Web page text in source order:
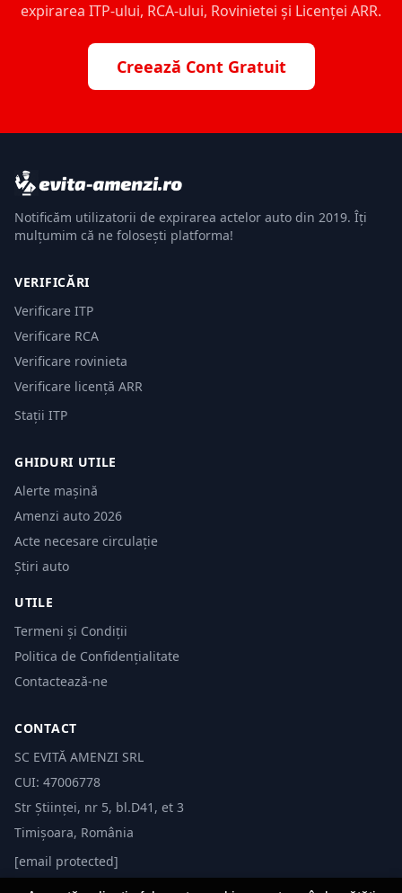
expirarea ITP-ului, RCA-ului, Rovinietei și Licenței ARR.
Creează Cont Gratuit
Notificăm utilizatorii de expirarea actelor auto din 2019. Îți
mulțumim că ne folosești platforma!
VERIFICĂRI
Verificare ITP
Verificare RCA
Verificare rovinieta
Verificare licență ARR
Stații ITP
GHIDURI UTILE
Alerte mașină
Amenzi auto 2026
Acte necesare circulație
Știri auto
UTILE
Termeni și Condiții
Politica de Confidențialitate
Contactează-ne
CONTACT
SC EVITĂ AMENZI SRL
CUI: 47006778
Str Științei, nr 5, bl.D41, et 3
Timișoara, România
[email protected]